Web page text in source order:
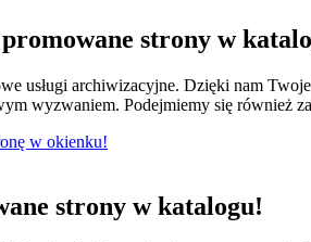
promowane strony w
usługi archiwizacyjne. Dzięki nam
wyzwaniem. Podejmiemy się również
w okienku!
strony w katalogu!